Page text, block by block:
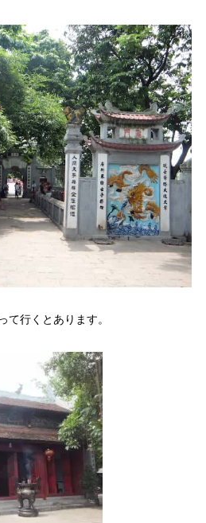
て行くとあります。